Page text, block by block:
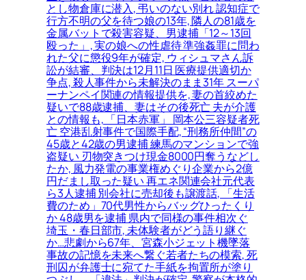
とし物倉庫に潜入, 弔いのない別れ 認知症で
行方不明の父を待つ娘の13年, 隣人の81歳を
金属バットで殺害容疑、男逮捕「12～13回
殴った」, 実の娘への性虐待 準強姦罪に問わ
れた父に懲役9年が確定, ウィシュマさん訴
訟が結審、判決は12月11日 医療提供適切か
争点, 殺人事件から未解決のまま31年 スーパ
ーナンペイ関連の情報提供を, 妻の首絞めた
疑いで88歳逮捕、妻はその後死亡 夫が介護
との情報も, 「日本赤軍」 岡本公三容疑者死
亡 空港乱射事件で国際手配, “刑務所仲間”の
45歳と42歳の男逮捕 練馬のマンションで強
盗疑い 刃物突きつけ現金8000円奪うなどし
たか, 風力発電の事業権めぐり企業から2億
円だまし取った疑い 再エネ関連会社元代表
ら3人逮捕 別会社に売却後も譲渡話, 「生活
費のため」70代男性からバッグひったくり
か 48歳男を逮捕 県内で同様の事件相次ぐ
埼玉・春日部市, 未体験者がどう語り継ぐ
か…悲劇から67年、宮森小ジェット機墜落
事故の記憶を未来へ繋ぐ若者たちの模索, 死
刑囚が弁護士に宛てた手紙を拘置所が塗り